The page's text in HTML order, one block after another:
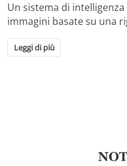
Un sistema di
immagini basate su una
Leggi di più